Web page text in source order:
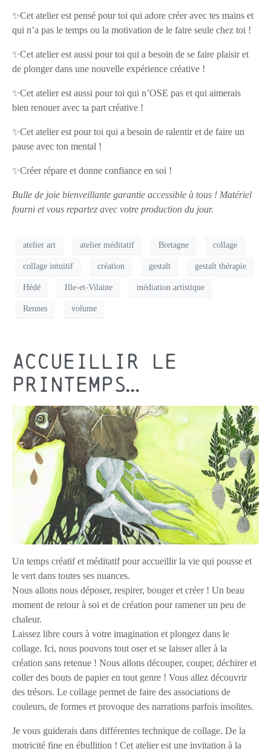
✨Cet atelier est pensé pour toi qui adore créer avec tes mains et
qui n’a pas le temps ou la motivation de le faire seule chez toi !
✨Cet atelier est aussi pour toi qui a besoin de se faire plaisir et
de plonger dans une nouvelle expérience créative !
✨Cet atelier est aussi pour toi qui n’OSE pas et qui aimerais
bien renouer avec ta part créative !
✨Cet atelier est pour toi qui a besoin de ralentir et de faire un
pause avec ton mental !
✨Créer répare et donne confiance en soi !
Bulle de joie bienveillante garantie accessible à tous ! Matériel
fourni et vous repartez avec votre production du jour.
atelier art atelier méditatif Bretagne collage
collage intuitif création gestalt gestalt thérapie
Hédé Ille-et-Vilaine médiation artistique
Rennes volume
Accueillir le
Printemps…
Un temps créatif et méditatif pour accueillir la vie qui pousse et
le vert dans toutes ses nuances.
Nous allons nous déposer, respirer, bouger et créer ! Un beau
moment de retour à soi et de création pour ramener un peu de
chaleur.
Laissez libre cours à votre imagination et plongez dans le
collage. Ici, nous pouvons tout oser et se laisser aller à la
création sans retenue ! Nous allons découper, couper, déchirer et
coller des bouts de papier en tout genre ! Vous allez découvrir
des trésors. Le collage permet de faire des associations de
couleurs, de formes et provoque des narrations parfois insolites.
Je vous guiderais dans différentes technique de collage. De la
motricité fine en ébullition ! Cet atelier est une invitation à la